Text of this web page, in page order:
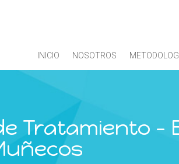
INICIO NOSOTROS
Tratamiento –